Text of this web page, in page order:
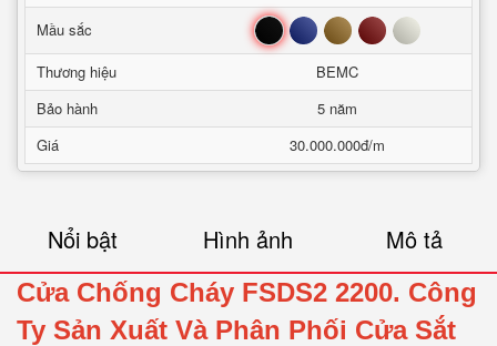
Mầu sắc
Đen Xanh Nâu Đỏ Trắng
Thương hiệu
BEMC
Bảo hành
5 năm
Giá
30.000.000đ/m
Nổi bật Hình ảnh Mô tả
Cửa Chống Cháy FSDS2 2200. Công
Ty Sản Xuất Và Phân Phối Cửa Sắt